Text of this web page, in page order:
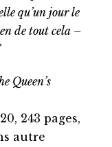
qu’un jour le
de tout cela –
Queen’s
243 pages,
autre